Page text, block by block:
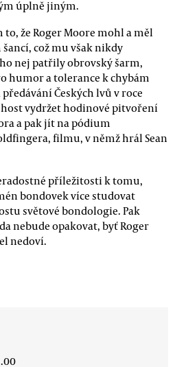
úplně jiným.
to, že Roger Moore mohl a měl
což mu však nikdy
nej patřily obrovský šarm,
humor a tolerance k chybám
Českých lvů v roce
vydržet hodinové pitvoření
a pak jít na pódium
filmu, v němž hrál Sean
příležitosti k tomu,
bondovek více studovat
světové bondologie. Pak
nebude opakovat, byť Roger
nedoví.